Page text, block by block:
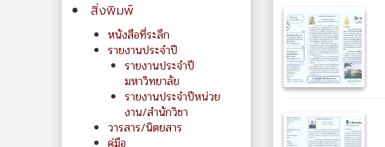
สิ่งพิมพ์
หนังสือที่ระลึก
รายงานประจำปี
รายงานประจำปี
มหาวิทยาลัย
รายงานประจำปีหน่วย
งาน/สำนักวิชา
วารสาร/นิตยสาร
คู่มือ